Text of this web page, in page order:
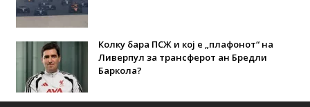
Колку бара ПСЖ и кој е „плафонот“ на
Ливерпул за трансферот ан Бредли
Баркола?